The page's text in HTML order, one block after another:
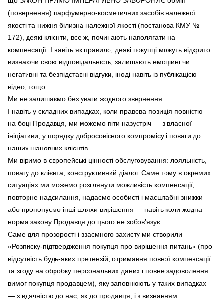
(повернення) парфумерно-косметичних засобів належної
якості та нижня білизна належної якості (постанова КМУ №
172), деякі клієнти, все ж, починають наполягати на
компенсації. І навіть як правило, деякі покупці можуть відкрито
визнаючи свою відповідальність, залишають емоційні чи
негативні та безпідставні відгуки, іноді навіть із публікацією
відео, тощо.
Ми не залишаємо без уваги жодного звернення.
І навіть у складних випадках, коли правова позиція повністю
на боці Продавця, ми можемо піти назустріч — з власної
ініціативи, у порядку добросовісного компромісу і поваги до
наших шановних клієнтів.
Ми віримо в європейські цінності обслуговування: лояльність,
повагу до клієнта, конструктивний діалог. Саме тому в окремих
ситуаціях ми можемо розглянути можливість компенсації,
повторне надсилання, надаємо особисті і масштабні знижки
або пропонуємо інші шляхи вирішення — навіть коли жодна
норма закону Продавця до цього не зобов’язує.
Саме для прозорості і взаємного захисту ми створили
«Розписку-підтвердження покупця про вирішення питань» (про
відсутність будь-яких претензій, отримання повної компенсації
та згоду на обробку персональних даних і повне задоволення
вимог покупця продавцем), яку заповнюють у таких випадках
— з вдячністю до нас, як до продавця, і з визнанням